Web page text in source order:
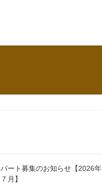
パート募集のお知らせ【2026年
７月】